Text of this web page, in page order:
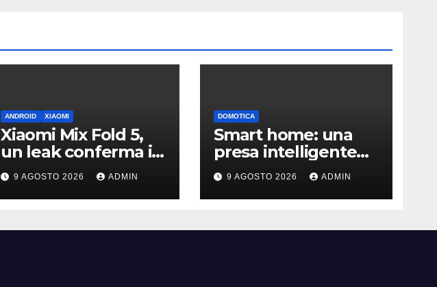
ANDROID XIAOMI
Xiaomi Mix Fold 5,
un leak conferma il
design a passaporto
e HyperOS 4
9 AGOSTO 2026 ADMIN
DOMOTICA
Smart home: una
presa intelligente
da pochi euro può
fare la differenza
9 AGOSTO 2026 ADMIN